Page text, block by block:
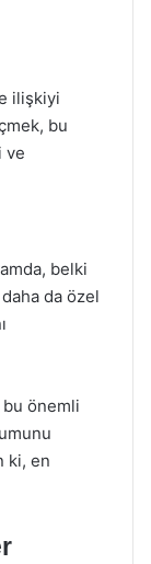
ilişkiyi
bu
ve
belki
da özel
önemli
ki, en